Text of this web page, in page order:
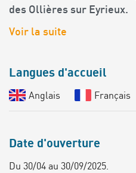
des Ollières sur Eyrieux.
Voir la suite
Langues d'accueil
Anglais Français
Date d'ouverture
Du 30/04 au 30/09/2025.